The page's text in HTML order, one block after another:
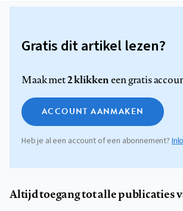
Gratis dit artikel lezen?
Maak met2 klikkeneen gratis
ACCOUNT AANMAKEN
Heb je al een account of een abonnement?
Altijd toegang tot alle publicaties